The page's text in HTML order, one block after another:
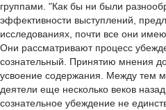
группами. "Как бы ни были
эффективности выступлений,
исследованиях, почти все они
Они рассматривают процесс
сознательный. Принятию мнения
усвоение содержания. Между тем
деятели еще несколько веков
сознательное убеждение не